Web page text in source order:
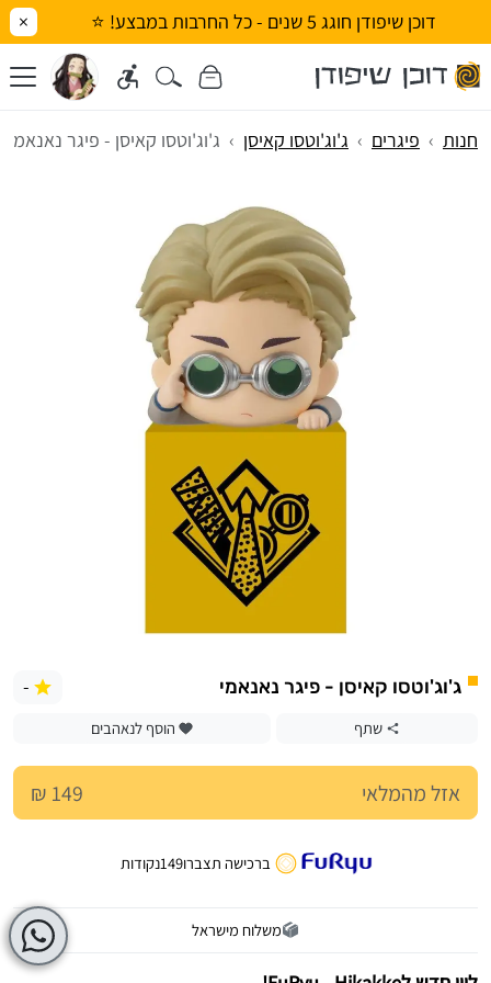
דוכן שיפודן חוגג 5 שנים - כל החרבות במבצע! ⭐ ×
חנות פיגרים ג'וג'וטסו קאיסן ג'וג'וטסו קאיסן - פיגר נאנאמי
ג'וג'וטסו קאיסן - פיגר נאנאמי -
שתף הוסף לנאהבים
אזל מהמלאי 149 ₪
ברכישה תצברו149נקודות
משלוח מישראל